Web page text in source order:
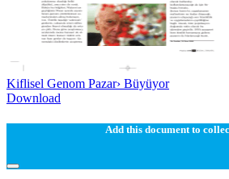
Kiflisel Genom Pazar› Büyüyor
Download
Add this document to